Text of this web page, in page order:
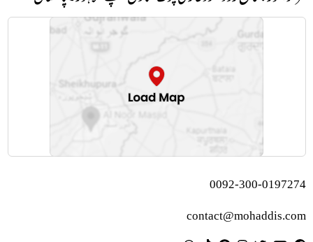
0092-300-0197274
contact@mohaddis.com